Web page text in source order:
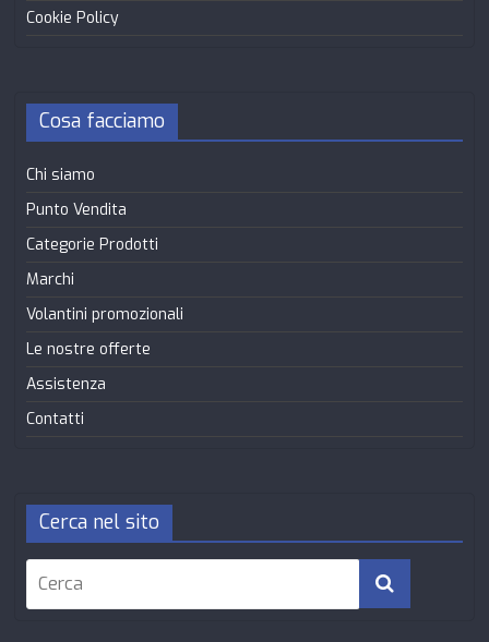
Cookie Policy
Cosa facciamo
Chi siamo
Punto Vendita
Categorie Prodotti
Marchi
Volantini promozionali
Le nostre offerte
Assistenza
Contatti
Cerca nel sito